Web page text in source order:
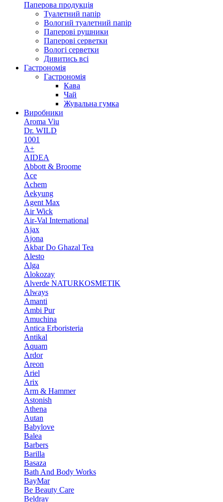
Паперова продукція
Туалетний папір
Вологий туалетний папір
Паперові рушники
Паперові серветки
Вологі серветки
Дивитись всі
Гастрономія
Гастрономія
Кава
Чай
Жувальна гумка
Виробники
Aroma Viu
Dr. WILD
1001
A+
AIDEA
Abbott & Broome
Ace
Achem
Aekyung
Agent Max
Air Wick
Air-Val International
Ajax
Ajona
Akbar Do Ghazal Tea
Alesto
Alga
Alokozay
Alverde NATURKOSMETIK
Always
Amanti
Ambi Pur
Amuchina
Antica Erboristeria
Antikal
Aquam
Ardor
Areon
Ariel
Arix
Arm & Hammer
Astonish
Athena
Autan
Babylove
Balea
Barbers
Barilla
Basaza
Bath And Body Works
BayMar
Be Beauty Care
Beldray